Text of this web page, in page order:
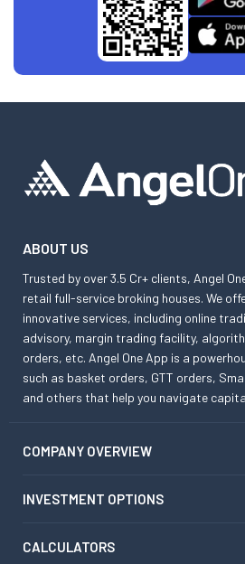
ABOUT US
Trusted by over 3.5 Cr+ clients, Angel
retail full-service broking houses. We
innovative services, including online
advisory, margin trading facility,
orders, etc. Angel One App is a
such as basket orders, GTT orders,
and others that help you navigate
COMPANY OVERVIEW
INVESTMENT OPTIONS
CALCULATORS